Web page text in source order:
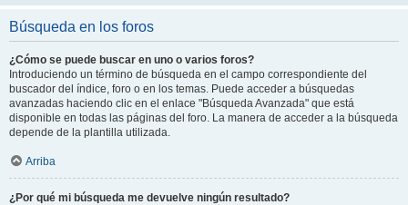
Búsqueda en los foros
¿Cómo se puede buscar en uno o varios foros?
Introduciendo un término de búsqueda en el campo correspondiente del
buscador del índice, foro o en los temas. Puede acceder a búsquedas
avanzadas haciendo clic en el enlace "Búsqueda Avanzada" que está
disponible en todas las páginas del foro. La manera de acceder a la búsqueda
depende de la plantilla utilizada.
Arriba
¿Por qué mi búsqueda me devuelve ningún resultado?